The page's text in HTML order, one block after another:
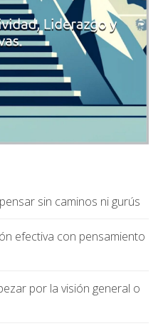
sin caminos ni gurús
efectiva con pensamiento
por la visión general o